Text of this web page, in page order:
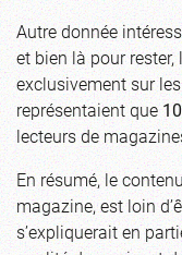
Autre donnée
et bien là pour
exclusivement sur
représentaient que
lecteurs de
En résumé, le
magazine, est loin
s’expliquerait en